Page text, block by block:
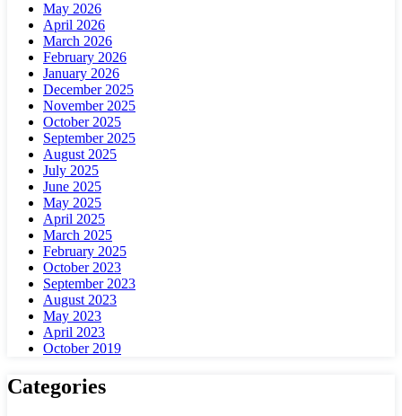
May 2026
April 2026
March 2026
February 2026
January 2026
December 2025
November 2025
October 2025
September 2025
August 2025
July 2025
June 2025
May 2025
April 2025
March 2025
February 2025
October 2023
September 2023
August 2023
May 2023
April 2023
October 2019
Categories